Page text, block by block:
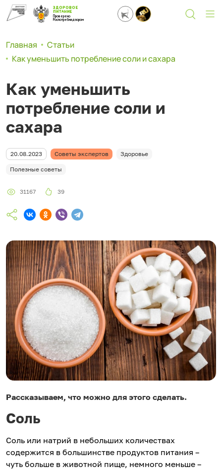
ЗДОРОВОЕ
ПИТАНИЕ
Проверено
Роспотребнадзором
Главная
Статьи
Как уменьшить потребление соли и сахара
Как уменьшить
потребление соли и
сахара
20.08.2023 Советы экспертов Здоровье
Полезные советы
31167 39
Рассказываем, что можно для этого сделать.
Соль
Соль или натрий в небольших количествах
содержится в большинстве продуктов питания –
чуть больше в животной пище, немного меньше –